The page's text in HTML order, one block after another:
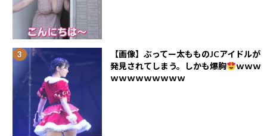
【画像】ぶってー太もものJCアイドルが
発見されてしまう。しかも爆胸
ｗｗｗ
ｗｗｗｗｗｗｗｗｗ